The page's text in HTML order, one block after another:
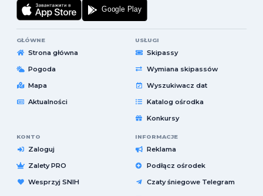
GŁÓWNE
Strona główna
Pogoda
Mapa
Aktualności
USŁUGI
Skipassy
Wymiana skipassów
Wyszukiwacz dat
Katalog ośrodka
Konkursy
KONTO
Zaloguj
Zalety PRO
Wesprzyj SNIH
INFORMACJE
Reklama
Podłącz ośrodek
Czaty śniegowe Telegram